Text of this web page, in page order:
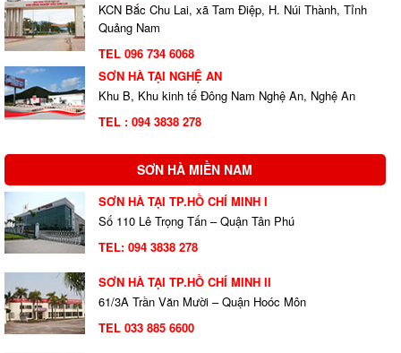
KCN Bắc Chu Lai, xã Tam Điệp, H. Núi Thành, Tỉnh
Quảng Nam
TEL 096 734 6068
SƠN HÀ TẠI NGHỆ AN
Khu B, Khu kinh tế Đông Nam Nghệ An, Nghệ An
TEL : 094 3838 278
SƠN HÀ MIỀN NAM
SƠN HÀ TẠI TP.HỒ CHÍ MINH I
Số 110 Lê Trọng Tấn – Quận Tân Phú
TEL: 094 3838 278
SƠN HÀ TẠI TP.HỒ CHÍ MINH II
61/3A Trần Văn Mười – Quận Hoóc Môn
TEL 033 885 6600